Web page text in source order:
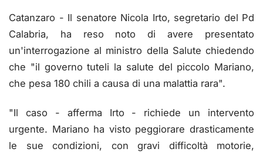
Catanzaro - Il senatore Nicola Irto, segretario del Pd
Calabria, ha reso noto di avere presentato
un'interrogazione al ministro della Salute chiedendo
che "il governo tuteli la salute del piccolo Mariano,
che pesa 180 chili a causa di una malattia rara".
"Il caso - afferma Irto - richiede un intervento
urgente. Mariano ha visto peggiorare drasticamente
le sue condizioni, con gravi difficoltà motorie,